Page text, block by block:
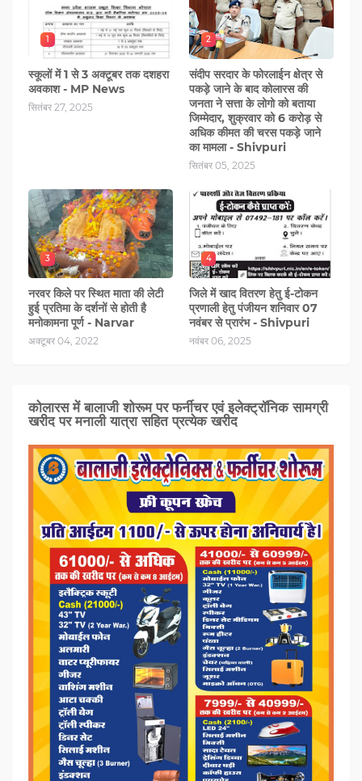
1
स्कूलों में 1 से 3 अक्टूबर तक दशहरा
अवकाश - MP News
सितंबर 27, 2025
2
संदीप सरदार के फोरलाईन क्षेत्र से
पकड़े जाने के बाद कोलारस की
जनता ने सत्ता के लोगो को बताया
जिम्मेदार, शुक्रवार को 6 करोड़ से
अधिक कीमत की चरस पकड़े जाने
का मामला - Shivpuri
सितंबर 05, 2025
3
नरवर किले पर स्थित माता की लेटी
हुई प्रतिमा के दर्शनों से होती है
मनोकामना पूर्ण - Narvar
अक्टूबर 04, 2022
4
जिले में खाद वितरण हेतु ई-टोकन
प्रणाली हेतु पंजीयन शनिवार 07
नवंबर से प्रारंभ - Shivpuri
नवंबर 06, 2025
कोलारस में बालाजी शोरूम पर फर्नीचर एवं इलेक्ट्रॉनिक सामग्री
खरीद पर मनाली यात्रा सहित प्रत्‍येक खरीद